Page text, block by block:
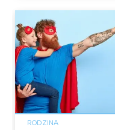
RODZINA